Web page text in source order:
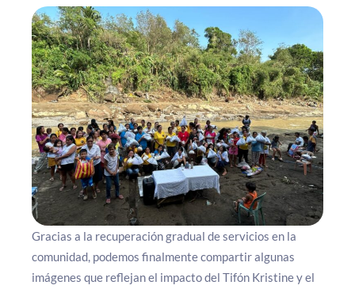
Gracias a la recuperación gradual de servicios en la
comunidad, podemos finalmente compartir algunas
imágenes que reflejan el impacto del Tifón Kristine y el